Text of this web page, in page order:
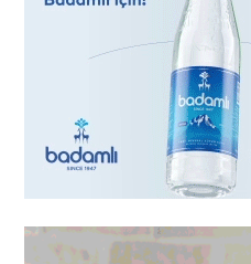
07.08.2026- 15:30
Türkiyə, Səudiyyə
Pakistan arasında Məkkə
sazişi imzalanıb
07.08.2026- 15:15
Tramp Ukraynaya bu silahı